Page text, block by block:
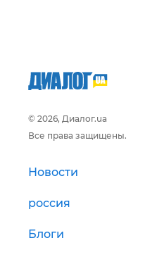
© 2026, Диалог.ua
Все права защищены.
Новости
россия
Блоги